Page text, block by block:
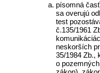
písomná
sa overujú
test
č.135/1961
neskorších
35/1984 Zb.,
o